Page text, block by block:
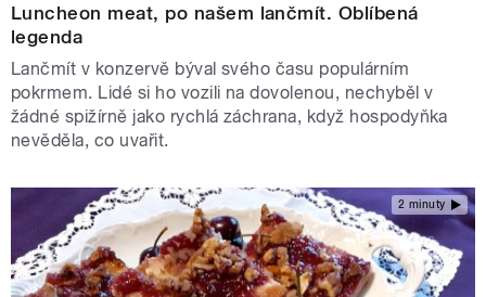
Luncheon meat, po našem lančmít. Oblíbená
legenda
Lančmít v konzervě býval svého času populárním
pokrmem. Lidé si ho vozili na dovolenou, nechyběl v
žádné spižírně jako rychlá záchrana, když hospodyňka
nevěděla, co uvařit.
2 minuty